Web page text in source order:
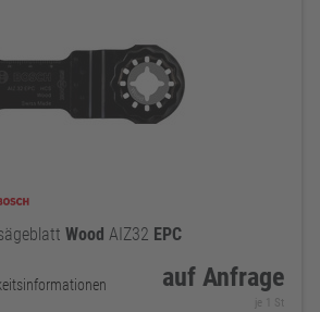
Wood AIZ32 EPC
auf Anfrage
je 1 St